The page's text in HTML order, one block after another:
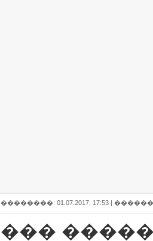
��������: 01.07.2017, 17:53 |
���